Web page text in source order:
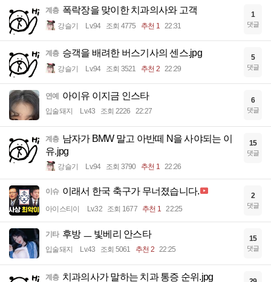
계층 폭락장을 맞이한 치과의사와 고객
강슬기 Lv.94 조회 4775 추천 1 22:31
1
댓글
계층 승객을 배려한 버스기사의 센스.jpg
강슬기 Lv.94 조회 3521 추천 2 22:29
5
댓글
연예 아이유 이지금 인스타
입술돼지 Lv.43 조회 2226 22:27
6
댓글
계층 남자가 BMW 말고 아반떼 N을 사야되는 이
유.jpg
강슬기 Lv.94 조회 3790 추천 1 22:26
15
댓글
이슈 이래서 한국 축구가 무너졌습니다.
아이스티이 Lv.32 조회 1677 추천 1 22:25
2
댓글
기타 후방 ㅡ 빛베리 안스타
입술돼지 Lv.43 조회 5061 추천 2 22:25
15
댓글
계층 치과의사가 말하는 치과 통증 순위.jpg